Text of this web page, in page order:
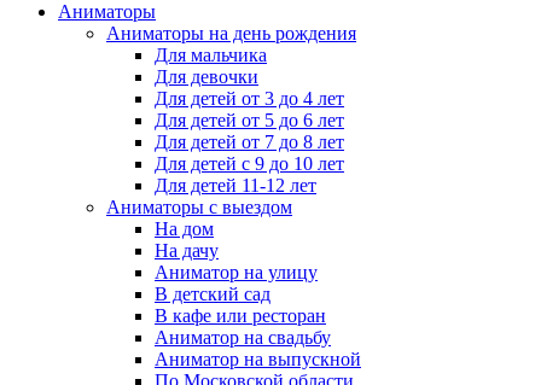
Аниматоры
Аниматоры на день рождения
Для мальчика
Для девочки
Для детей от 3 до 4 лет
Для детей от 5 до 6 лет
Для детей от 7 до 8 лет
Для детей с 9 до 10 лет
Для детей 11-12 лет
Аниматоры с выездом
На дом
На дачу
Аниматор на улицу
В детский сад
В кафе или ресторан
Аниматор на свадьбу
Аниматор на выпускной
По Московской области